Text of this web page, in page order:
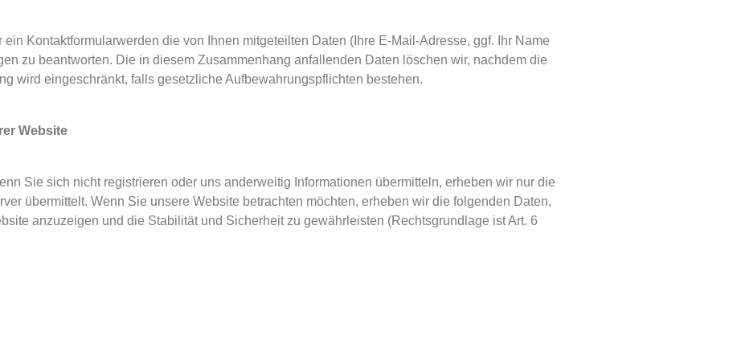
Kontaktformularwerden die von Ihnen mitgeteilten Daten (Ihre E-Mail-Adresse, ggf. Ihr Name
zu beantworten. Die in diesem Zusammenhang anfallenden Daten löschen wir, nachdem die
wird eingeschränkt, falls gesetzliche Aufbewahrungspflichten bestehen.
Website
Sie sich nicht registrieren oder uns anderweitig Informationen übermitteln, erheben wir nur die
übermittelt. Wenn Sie unsere Website betrachten möchten, erheben wir die folgenden Daten,
anzuzeigen und die Stabilität und Sicherheit zu gewährleisten (Rechtsgrundlage ist Art. 6